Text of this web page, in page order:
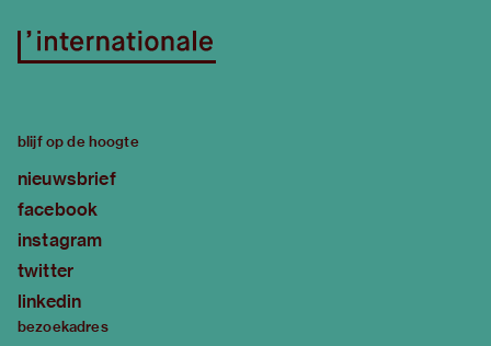
blijf op de hoogte
nieuwsbrief
facebook
instagram
twitter
linkedin
bezoekadres